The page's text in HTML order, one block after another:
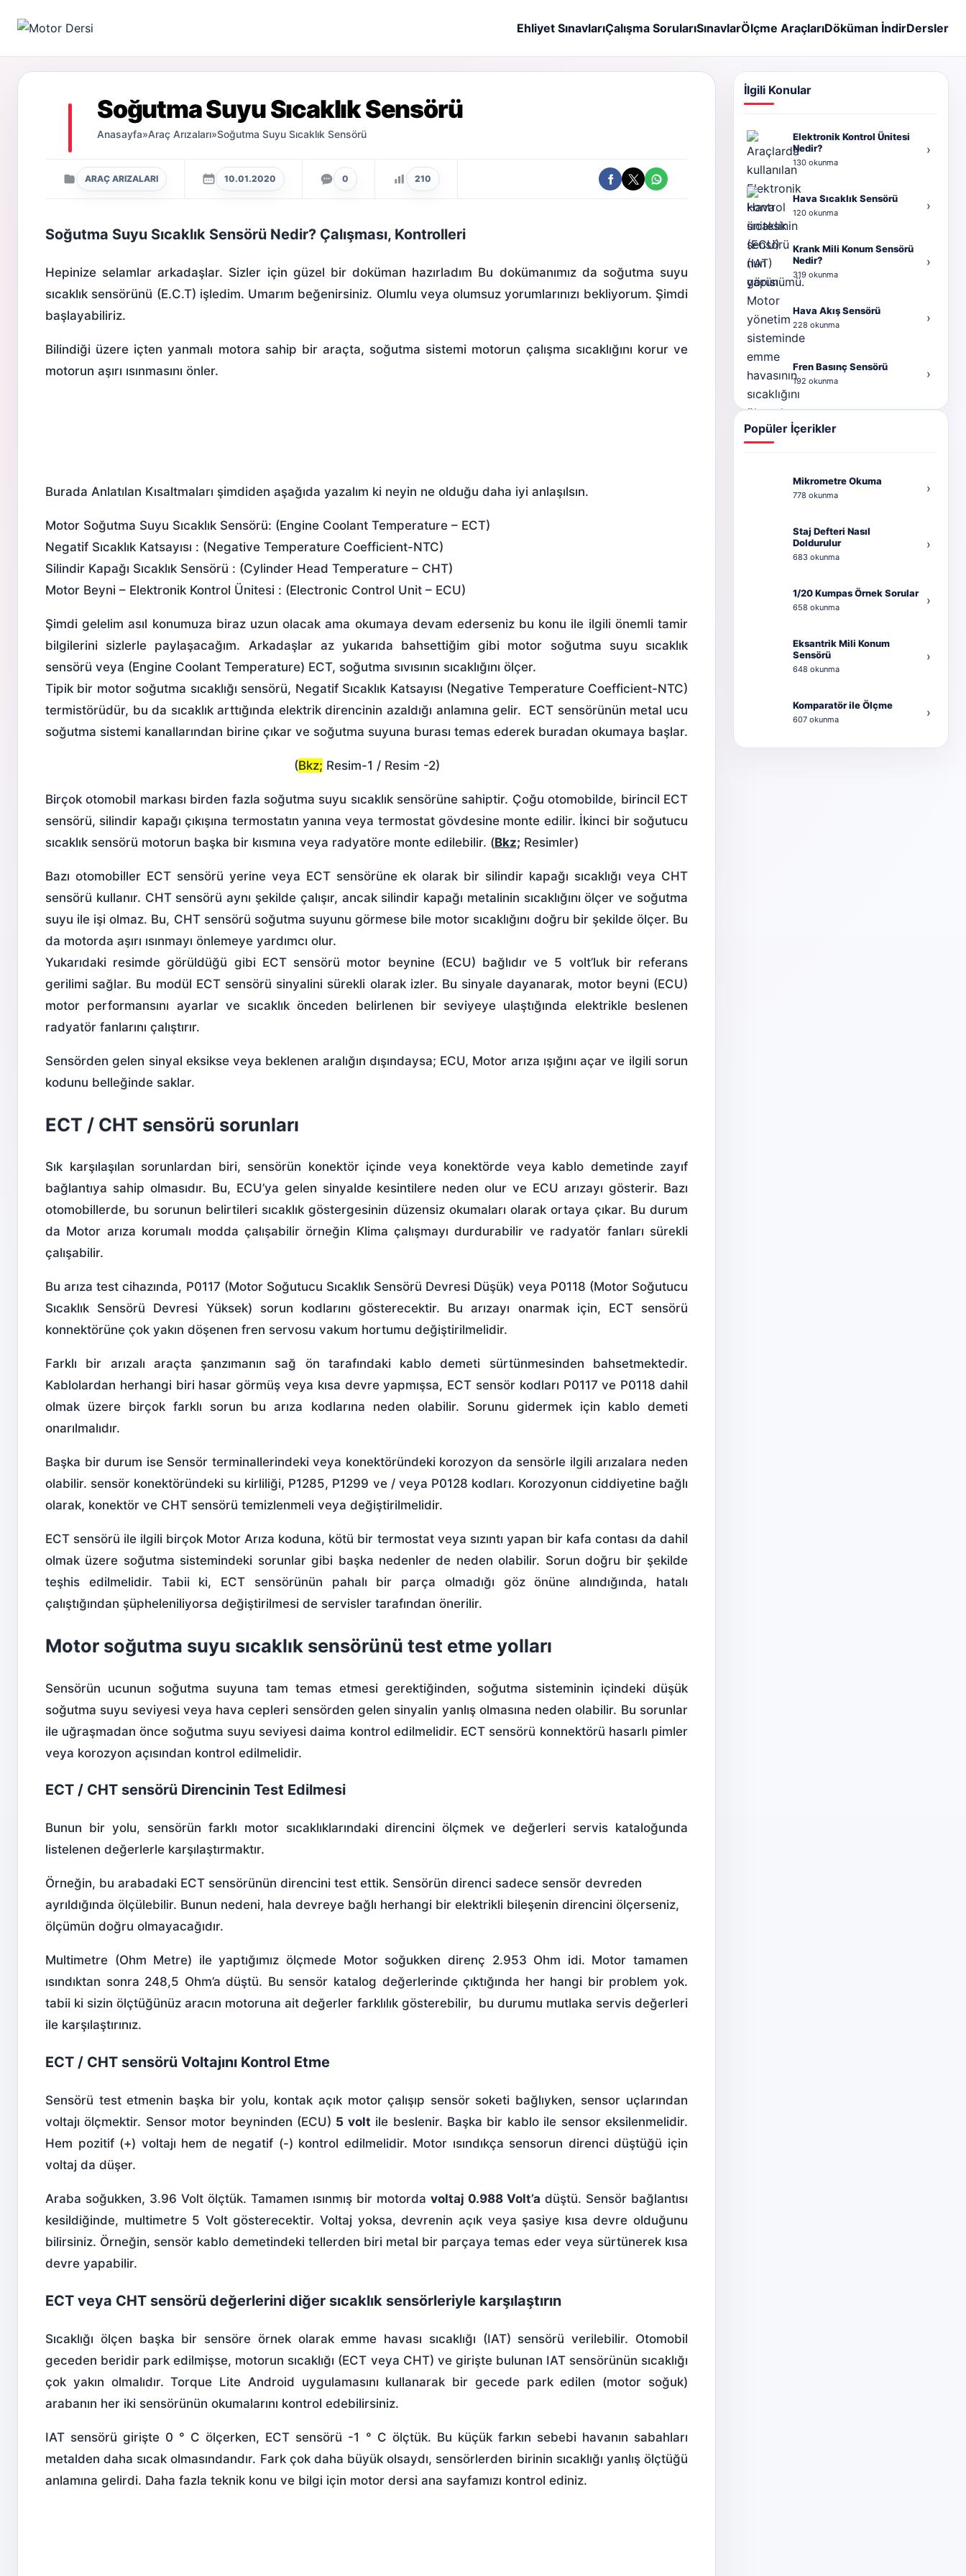
Motor Dersi
Ehliyet SınavlarıÇalışma SorularıSınavlarÖlçme AraçlarıDöküman İndirDersler
Soğutma Suyu Sıcaklık Sensörü
Anasayfa»Araç Arızaları»Soğutma Suyu Sıcaklık Sensörü
ARAÇ ARIZALARI 10.01.2020 0 210
Soğutma Suyu Sıcaklık Sensörü Nedir? Çalışması, Kontrolleri
Hepinize selamlar arkadaşlar. Sizler için güzel bir doküman hazırladım Bu dokümanımız da soğutma suyu
sıcaklık sensörünü (E.C.T) işledim. Umarım beğenirsiniz. Olumlu veya olumsuz yorumlarınızı bekliyorum. Şimdi
başlayabiliriz.
Bilindiği üzere içten yanmalı motora sahip bir araçta, soğutma sistemi motorun çalışma sıcaklığını korur ve
motorun aşırı ısınmasını önler.
Burada Anlatılan Kısaltmaları şimdiden aşağıda yazalım ki neyin ne olduğu daha iyi anlaşılsın.
Motor Soğutma Suyu Sıcaklık Sensörü: (Engine Coolant Temperature – ECT)
Negatif Sıcaklık Katsayısı : (Negative Temperature Coefficient-NTC)
Silindir Kapağı Sıcaklık Sensörü : (Cylinder Head Temperature – CHT)
Motor Beyni – Elektronik Kontrol Ünitesi : (Electronic Control Unit – ECU)
Şimdi gelelim asıl konumuza biraz uzun olacak ama okumaya devam ederseniz bu konu ile ilgili önemli tamir
bilgilerini sizlerle paylaşacağım. Arkadaşlar az yukarıda bahsettiğim gibi motor soğutma suyu sıcaklık
sensörü veya (Engine Coolant Temperature) ECT, soğutma sıvısının sıcaklığını ölçer.
Tipik bir motor soğutma sıcaklığı sensörü, Negatif Sıcaklık Katsayısı (Negative Temperature Coefficient-NTC)
termistörüdür, bu da sıcaklık arttığında elektrik direncinin azaldığı anlamına gelir. ECT sensörünün metal ucu
soğutma sistemi kanallarından birine çıkar ve soğutma suyuna burası temas ederek buradan okumaya başlar.
(Bkz; Resim-1 / Resim -2)
Birçok otomobil markası birden fazla soğutma suyu sıcaklık sensörüne sahiptir. Çoğu otomobilde, birincil ECT
sensörü, silindir kapağı çıkışına termostatın yanına veya termostat gövdesine monte edilir. İkinci bir soğutucu
sıcaklık sensörü motorun başka bir kısmına veya radyatöre monte edilebilir. (Bkz; Resimler)
Bazı otomobiller ECT sensörü yerine veya ECT sensörüne ek olarak bir silindir kapağı sıcaklığı veya CHT
sensörü kullanır. CHT sensörü aynı şekilde çalışır, ancak silindir kapağı metalinin sıcaklığını ölçer ve soğutma
suyu ile işi olmaz. Bu, CHT sensörü soğutma suyunu görmese bile motor sıcaklığını doğru bir şekilde ölçer. Bu
da motorda aşırı ısınmayı önlemeye yardımcı olur.
Yukarıdaki resimde görüldüğü gibi ECT sensörü motor beynine (ECU) bağlıdır ve 5 volt’luk bir referans
gerilimi sağlar. Bu modül ECT sensörü sinyalini sürekli olarak izler. Bu sinyale dayanarak, motor beyni (ECU)
motor performansını ayarlar ve sıcaklık önceden belirlenen bir seviyeye ulaştığında elektrikle beslenen
radyatör fanlarını çalıştırır.
Sensörden gelen sinyal eksikse veya beklenen aralığın dışındaysa; ECU, Motor arıza ışığını açar ve ilgili sorun
kodunu belleğinde saklar.
ECT / CHT sensörü sorunları
Sık karşılaşılan sorunlardan biri, sensörün konektör içinde veya konektörde veya kablo demetinde zayıf
bağlantıya sahip olmasıdır. Bu, ECU’ya gelen sinyalde kesintilere neden olur ve ECU arızayı gösterir. Bazı
otomobillerde, bu sorunun belirtileri sıcaklık göstergesinin düzensiz okumaları olarak ortaya çıkar. Bu durum
da Motor arıza korumalı modda çalışabilir örneğin Klima çalışmayı durdurabilir ve radyatör fanları sürekli
çalışabilir.
Bu arıza test cihazında, P0117 (Motor Soğutucu Sıcaklık Sensörü Devresi Düşük) veya P0118 (Motor Soğutucu
Sıcaklık Sensörü Devresi Yüksek) sorun kodlarını gösterecektir. Bu arızayı onarmak için, ECT sensörü
konnektörüne çok yakın döşenen fren servosu vakum hortumu değiştirilmelidir.
Farklı bir arızalı araçta şanzımanın sağ ön tarafındaki kablo demeti sürtünmesinden bahsetmektedir.
Kablolardan herhangi biri hasar görmüş veya kısa devre yapmışsa, ECT sensör kodları P0117 ve P0118 dahil
olmak üzere birçok farklı sorun buarıza kodlarına neden olabilir. Sorunu gidermek için kablo demeti
onarılmalıdır.
Başka bir durum ise Sensör terminallerindeki veya konektöründeki korozyon da sensörle ilgili arızalara neden
olabilir. sensör konektöründeki su kirliliği, P1285, P1299 ve / veya P0128 kodları. Korozyonun ciddiyetine bağlı
olarak, konektör ve CHT sensörü temizlenmeli veya değiştirilmelidir.
ECT sensörü ile ilgili birçok Motor Arıza koduna, kötü bir termostatveya sızıntı yapan bir kafa contası da dahil
olmak üzere soğutma sistemindeki sorunlar gibi başka nedenler de neden olabilir. Sorun doğru bir şekilde
teşhis edilmelidir. Tabii ki, ECT sensörünün pahalı bir parça olmadığı göz önüne alındığında, hatalı
çalıştığından şüpheleniliyorsa değiştirilmesi de servisler tarafından önerilir.
Motor soğutma suyu sıcaklık sensörünü test etme yolları
Sensörün ucunun soğutma suyuna tam temas etmesi gerektiğinden, soğutma sisteminin içindeki düşük
soğutma suyu seviyesi veya hava cepleri sensörden gelen sinyalin yanlış olmasına neden olabilir. Bu sorunlar
ile uğraşmadan önce soğutma suyu seviyesi daima kontrol edilmelidir. ECT sensörü konnektörü hasarlı pimler
veya korozyon açısından kontrol edilmelidir.
ECT / CHT sensörü Direncinin Test Edilmesi
Bunun bir yolu, sensörün farklı motor sıcaklıklarındaki direncini ölçmek ve değerleri servis kataloğunda
listelenen değerlerle karşılaştırmaktır.
Örneğin, bu arabadaki ECT sensörünün direncini test ettik. Sensörün direnci sadece sensör devreden
ayrıldığında ölçülebilir. Bunun nedeni, hala devreye bağlı herhangi bir elektrikli bileşenin direncini ölçerseniz,
ölçümün doğru olmayacağıdır.
Multimetre (Ohm Metre) ile yaptığımız ölçmede Motor soğukken direnç 2.953 Ohm idi. Motor tamamen
ısındıktan sonra 248,5 Ohm’a düştü. Bu sensör katalog değerlerinde çıktığında her hangi bir problem yok.
tabii ki sizin ölçtüğünüz aracın motoruna ait değerler farklılık gösterebilir, bu durumu mutlaka servis değerleri
ile karşılaştırınız.
ECT / CHT sensörü Voltajını Kontrol Etme
Sensörü test etmenin başka bir yolu, kontak açık motor çalışıp sensör soketi bağlıyken, sensor uçlarından
voltajı ölçmektir. Sensor motor beyninden (ECU) 5 volt ile beslenir. Başka bir kablo ile sensor eksilenmelidir.
Hem pozitif (+) voltajı hem de negatif (-) kontrol edilmelidir. Motor ısındıkça sensorun direnci düştüğü için
voltaj da düşer.
Araba soğukken, 3.96 Volt ölçtük. Tamamen ısınmış bir motorda voltaj 0.988 Volt’a düştü. Sensör bağlantısı
kesildiğinde, multimetre 5 Volt gösterecektir. Voltaj yoksa, devrenin açık veya şasiye kısa devre olduğunu
bilirsiniz. Örneğin, sensör kablo demetindeki tellerden biri metal bir parçaya temas eder veya sürtünerek kısa
devre yapabilir.
ECT veya CHT sensörü değerlerini diğer sıcaklık sensörleriyle karşılaştırın
Sıcaklığı ölçen başka bir sensöre örnek olarak emme havası sıcaklığı (IAT) sensörü verilebilir. Otomobil
geceden beridir park edilmişse, motorun sıcaklığı (ECT veya CHT) ve girişte bulunan IAT sensörünün sıcaklığı
çok yakın olmalıdır.Torque Lite Android uygulamasını kullanarak bir gecede park edilen (motor soğuk)
arabanın her iki sensörünün okumalarını kontrol edebilirsiniz.
IAT sensörü girişte 0 ° C ölçerken, ECT sensörü -1 ° C ölçtük. Bu küçük farkın sebebi havanın sabahları
metalden daha sıcak olmasındandır. Fark çok daha büyük olsaydı, sensörlerden birinin sıcaklığı yanlış ölçtüğü
anlamına gelirdi. Daha fazla teknik konu ve bilgi için motor dersi ana sayfamızı kontrol ediniz.
İlgili Konular
Elektronik Kontrol Ünitesi
Nedir?
130 okunma
›
Hava Sıcaklık Sensörü
120 okunma ›
Krank Mili Konum Sensörü
Nedir?
319 okunma
›
Hava Akış Sensörü
228 okunma ›
Fren Basınç Sensörü
192 okunma ›
Popüler İçerikler
Mikrometre Okuma
778 okunma ›
Staj Defteri Nasıl
Doldurulur
683 okunma
›
1/20 Kumpas Örnek Sorular
658 okunma ›
Eksantrik Mili Konum
Sensörü
648 okunma
›
Komparatör ile Ölçme
607 okunma ›